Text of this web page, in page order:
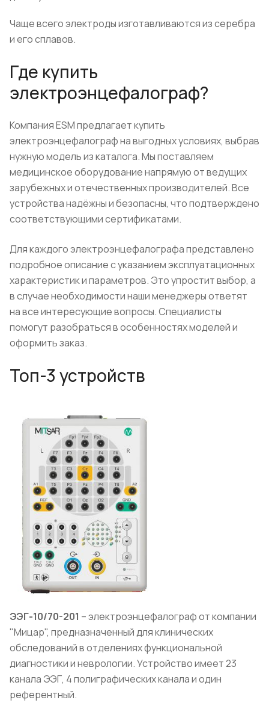
Чаще всего электроды изготавливаются из серебра
и его сплавов.
Где купить
электроэнцефалограф?
Компания ESM предлагает купить
электроэнцефалограф на выгодных условиях, выбрав
нужную модель из каталога. Мы поставляем
медицинское оборудование напрямую от ведущих
зарубежных и отечественных производителей. Все
устройства надёжны и безопасны, что подтверждено
соответствующими сертификатами.
Для каждого электроэнцефалографа представлено
подробное описание с указанием эксплуатационных
характеристик и параметров. Это упростит выбор, а
в случае необходимости наши менеджеры ответят
на все интересующие вопросы. Специалисты
помогут разобраться в особенностях моделей и
оформить заказ.
Топ-3 устройств
ЭЭГ-10/70-201 – электроэнцефалограф от компании
"Мицар", предназначенный для клинических
обследований в отделениях функциональной
диагностики и неврологии. Устройство имеет 23
канала ЭЭГ, 4 полиграфических канала и один
референтный.